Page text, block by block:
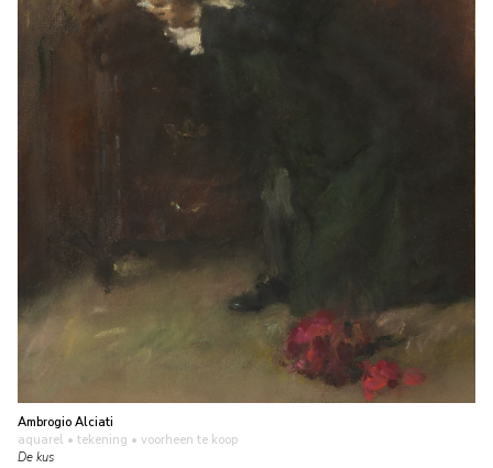
Ambrogio Alciati
aquarel • tekening • voorheen te koop
De kus